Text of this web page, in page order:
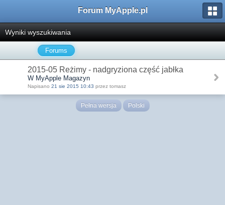
Forum MyApple.pl
Wyniki wyszukiwania
Forums
2015-05 Reżimy - nadgryziona część jabłka
W MyApple Magazyn
Napisano 21 sie 2015 10:43 przez tomasz
Pełna wersja Polski